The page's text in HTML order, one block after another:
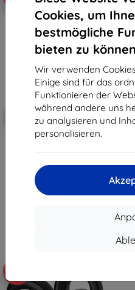
Cookies, um
bestmögliche
bieten zu
Wir verwenden
Einige sind für das
Funktionieren der
während andere uns
zu analysieren und
personalisieren.
Rabatt
mit
Gutschein
EXTRA10